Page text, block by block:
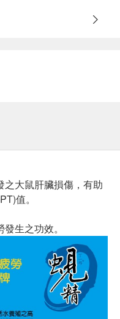
大鼠肝臟損傷，有助
值。
生之功效。